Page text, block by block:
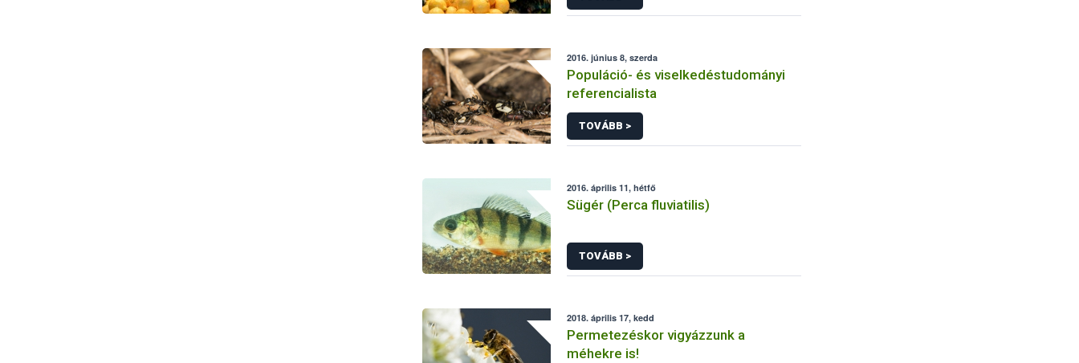
2016. június 8, szerda
Populáció- és viselkedéstudományi
referencialista
TOVÁBB >
2016. április 11, hétfő
Sügér (Perca fluviatilis)
TOVÁBB >
2018. április 17, kedd
Permetezéskor vigyázzunk a
méhekre is!